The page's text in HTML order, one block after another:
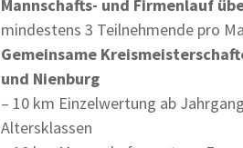
Mannschafts- und Firmenlauf
mindestens 3 Teilnehmende pro
Gemeinsame
und Nienburg
– 10 km Einzelwertung ab
Altersklassen